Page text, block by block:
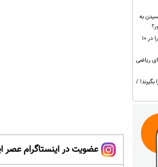
به
فقط تیزبین ها می توانند این معما را در 10
ریاضی
بگیرند! /
عضویت در اینستاگرام عصر